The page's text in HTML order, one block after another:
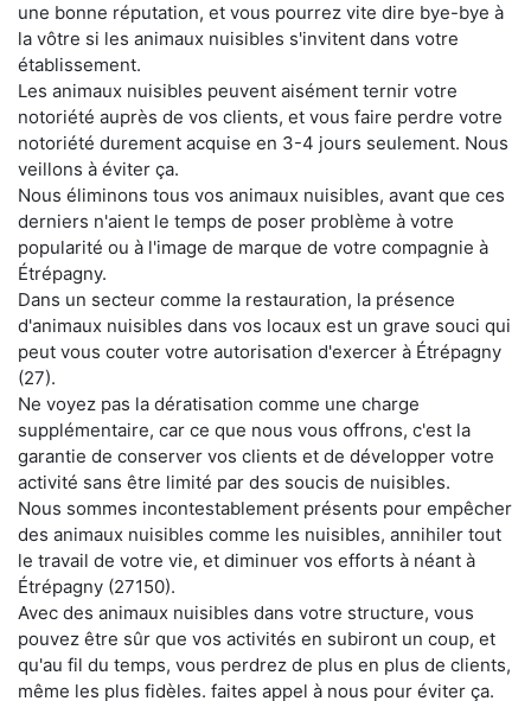
une bonne réputation, et vous pourrez vite dire bye-bye à
la vôtre si les animaux nuisibles s'invitent dans votre
établissement.
Les animaux nuisibles peuvent aisément ternir votre
notoriété auprès de vos clients, et vous faire perdre votre
notoriété durement acquise en 3-4 jours seulement. Nous
veillons à éviter ça.
Nous éliminons tous vos animaux nuisibles, avant que ces
derniers n'aient le temps de poser problème à votre
popularité ou à l'image de marque de votre compagnie à
Étrépagny.
Dans un secteur comme la restauration, la présence
d'animaux nuisibles dans vos locaux est un grave souci qui
peut vous couter votre autorisation d'exercer à Étrépagny
(27).
Ne voyez pas la dératisation comme une charge
supplémentaire, car ce que nous vous offrons, c'est la
garantie de conserver vos clients et de développer votre
activité sans être limité par des soucis de nuisibles.
Nous sommes incontestablement présents pour empêcher
des animaux nuisibles comme les nuisibles, annihiler tout
le travail de votre vie, et diminuer vos efforts à néant à
Étrépagny (27150).
Avec des animaux nuisibles dans votre structure, vous
pouvez être sûr que vos activités en subiront un coup, et
qu'au fil du temps, vous perdrez de plus en plus de clients,
même les plus fidèles. faites appel à nous pour éviter ça.